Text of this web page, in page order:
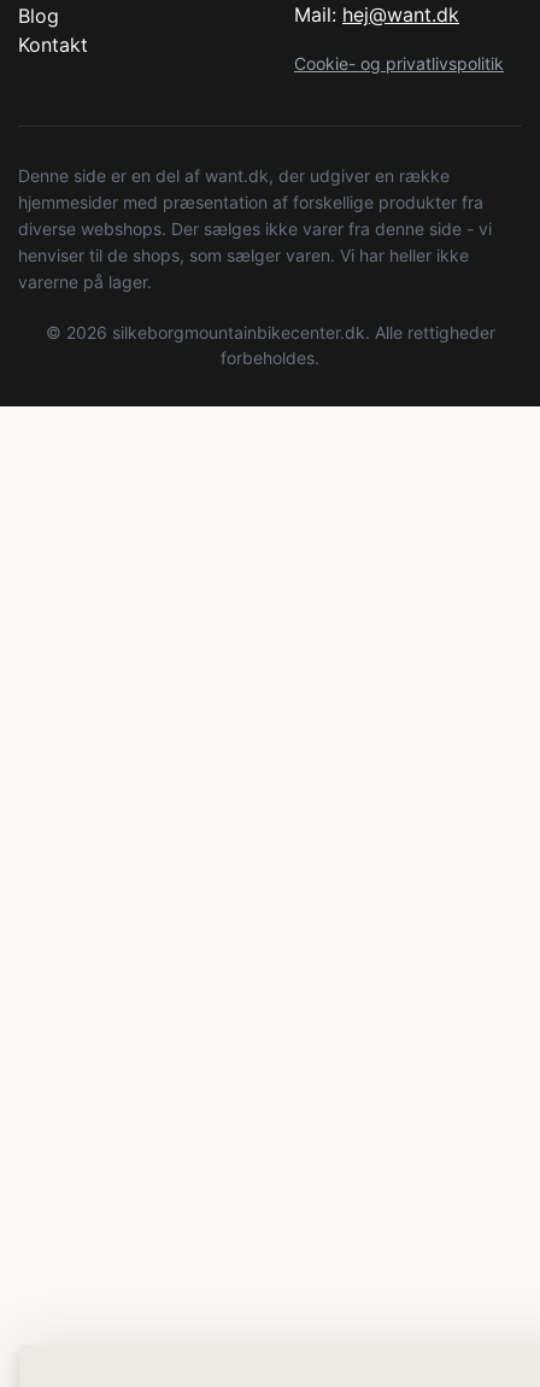
Blog
Kontakt
Mail: hej@want.dk
Cookie- og privatlivspolitik
Denne side er en del af want.dk, der udgiver en række
hjemmesider med præsentation af forskellige produkter fra
diverse webshops. Der sælges ikke varer fra denne side - vi
henviser til de shops, som sælger varen. Vi har heller ikke
varerne på lager.
© 2026 silkeborgmountainbikecenter.dk. Alle rettigheder
forbeholdes.